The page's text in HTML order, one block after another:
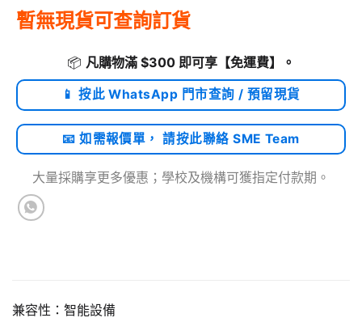
暫無現貨可查詢訂貨
📦 凡購物滿 $300 即可享 【免運費】 。
📱 按此 WhatsApp 門市查詢 / 預留現貨
📧 如需報價單， 請按此聯絡 SME Team
大量採購享更多優惠；學校及機構可獲指定付款期。
兼容性：智能設備